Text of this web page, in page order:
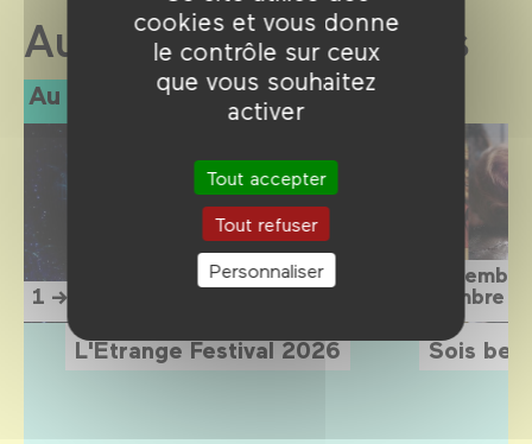
cookies et vous donne
le contrôle sur ceux
que vous souhaitez
activer
Tout accepter
Tout refuser
Personnaliser
Au Forum des images
Au programme
1 → 12 septembre 2026
L'Étrange Festival 2026
15
1 novembre
Sois